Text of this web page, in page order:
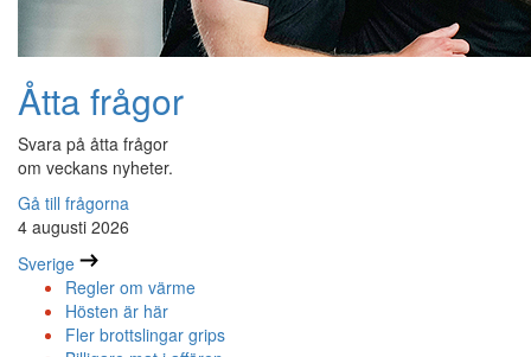
Åtta frågor
Svara på åtta frågor
om veckans nyheter.
Gå till frågorna
4 augusti 2026
Sverige
Regler om värme
Hösten är här
Fler brottslingar grips